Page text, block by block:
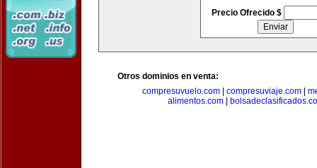
Precio Ofrecido $
Otros dominios en venta:
compresuvuelo.com
compresuviaje.com
alimentos.com